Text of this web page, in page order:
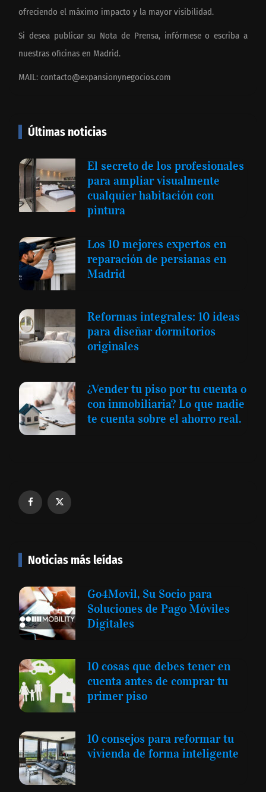
ofreciendo el máximo impacto y la mayor visibilidad.
Si desea publicar su Nota de Prensa, infórmese o escriba a
nuestras oficinas en Madrid.
MAIL: contacto@expansionynegocios.com
Últimas noticias
El secreto de los profesionales
para ampliar visualmente
cualquier habitación con
pintura
Los 10 mejores expertos en
reparación de persianas en
Madrid
Reformas integrales: 10 ideas
para diseñar dormitorios
originales
¿Vender tu piso por tu cuenta o
con inmobiliaria? Lo que nadie
te cuenta sobre el ahorro real.
Noticias más leídas
Go4Movil, Su Socio para
Soluciones de Pago Móviles
Digitales
10 cosas que debes tener en
cuenta antes de comprar tu
primer piso
10 consejos para reformar tu
vivienda de forma inteligente